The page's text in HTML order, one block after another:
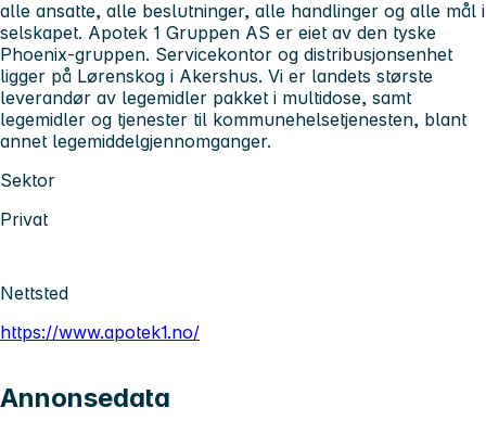
alle ansatte, alle beslutninger, alle handlinger og alle mål i
selskapet. Apotek 1 Gruppen AS er eiet av den tyske
Phoenix-gruppen. Servicekontor og distribusjonsenhet
ligger på Lørenskog i Akershus. Vi er landets største
leverandør av legemidler pakket i multidose, samt
legemidler og tjenester til kommunehelsetjenesten, blant
annet legemiddelgjennomganger.
Sektor
Privat
Nettsted
https://www.apotek1.no/
Annonsedata